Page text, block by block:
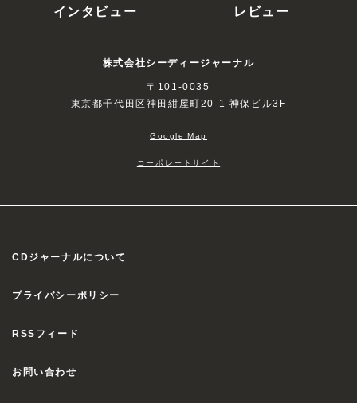
インタビュー
レビュー
株式会社シーディージャーナル
〒101-0035
東京都千代田区神田紺屋町20-1 神保ビル3F
Google Map
コーポレートサイト
CDジャーナルについて
プライバシーポリシー
RSSフィード
お問い合わせ